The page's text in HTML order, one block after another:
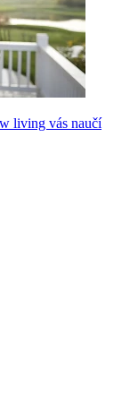
living vás naučí